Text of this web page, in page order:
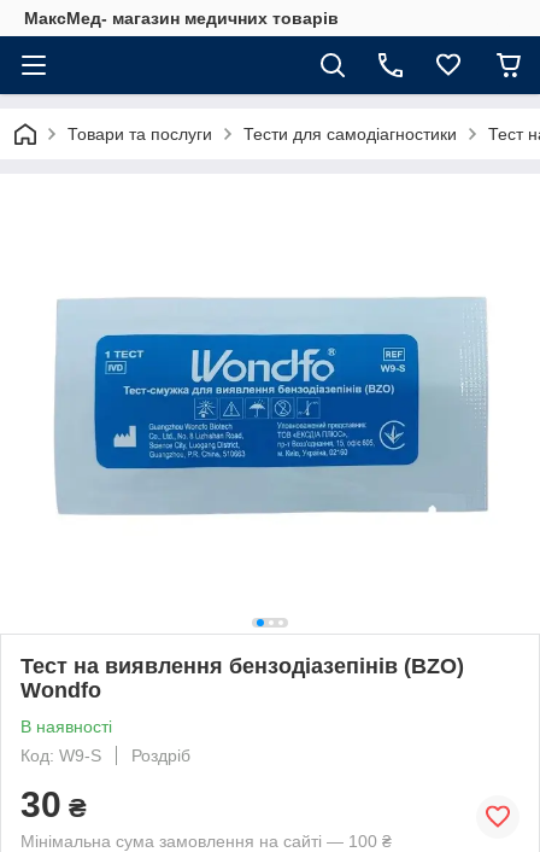
МаксМед- магазин медичних товарів
Товари та послуги Тести для самодіагностики Тест
Тест на виявлення бензодіазепінів (BZO)
Wondfo
В наявності
Код: W9-S
Роздріб
30 ₴
Мінімальна сума замовлення на сайті — 100 ₴